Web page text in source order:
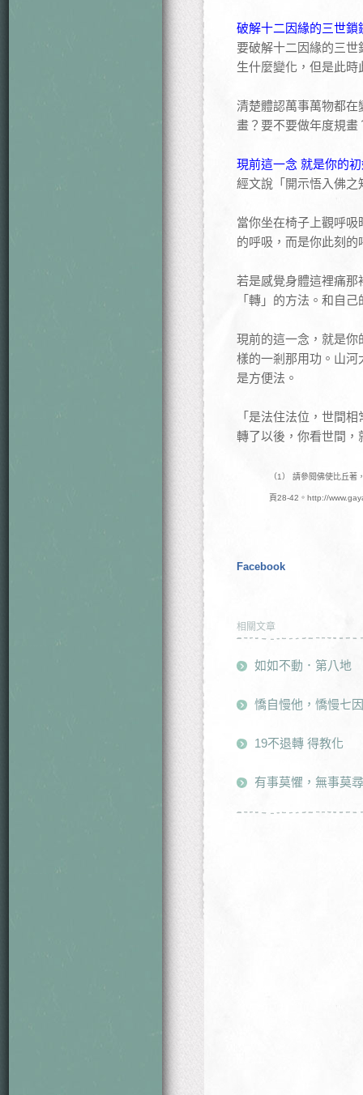
破解十二因緣的三世鎖
要破解十二因緣的三
生什麼變化，但是此
清楚體認萬事萬物都
畫？要不要做年度規
現前這一念 就是你的
經文說「開示悟入佛
當你坐在椅子上觀呼
的呼吸，而是你此刻
若是感覺身體這裡痛
「轉」的方法。和自
現前的這一念，就是
樣的一剎那用功。山
是方便法。
「是法住法位，世間
轉了以後，你看世間，
（1） 請參閱佛使比丘
頁28-42。http://
Facebook
相關文章
如如不動．第八地
憍自慢他，憍慢七因
19不退轉 得教化
有事莫懼，無事莫